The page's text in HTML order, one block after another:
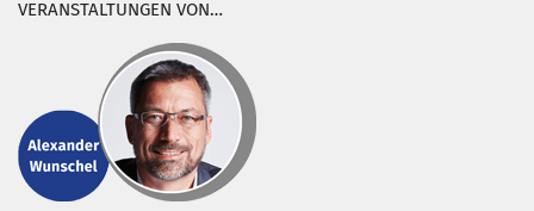
VERANSTALTUNGEN VON…